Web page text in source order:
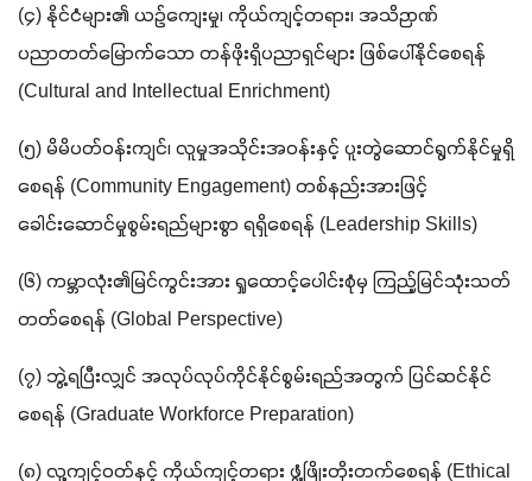
(၄) နိုင်ငံများ၏ ယဉ်ကျေးမှု၊ ကိုယ်ကျင့်တရား၊ အသိဉာဏ်
ပညာတတ်မြောက်သော တန်ဖိုးရှိပညာရှင်များ ဖြစ်ပေါ်နိုင်စေရန်
(Cultural and Intellectual Enrichment)
(၅) မိမိပတ်ဝန်းကျင်၊ လူမှုအသိုင်းအဝန်းနှင့် ပူးတွဲဆောင်ရွက်နိုင်မှုရှိ
စေရန် (Community Engagement) တစ်နည်းအားဖြင့်
ခေါင်းဆောင်မှုစွမ်းရည်များစွာ ရရှိစေရန် (Leadership Skills)
(၆) ကမ္ဘာလုံး၏မြင်ကွင်းအား ရှုထောင့်ပေါင်းစုံမှ ကြည့်မြင်သုံးသတ်
တတ်စေရန် (Global Perspective)
(၇) ဘွဲ့ရပြီးလျှင် အလုပ်လုပ်ကိုင်နိုင်စွမ်းရည်အတွက် ပြင်ဆင်နိုင်
စေရန် (Graduate Workforce Preparation)
(၈) လူ့ကျင့်ဝတ်နှင့် ကိုယ်ကျင့်တရား ဖွံ့ဖြိုးတိုးတက်စေရန် (Ethical